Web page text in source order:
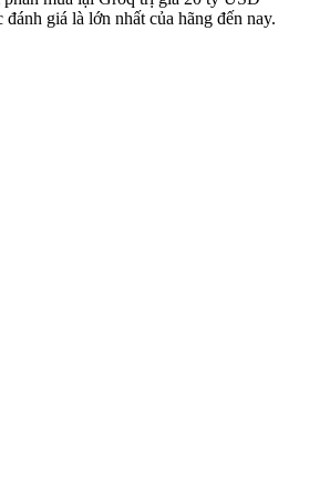
giá là lớn nhất của hãng đến nay.